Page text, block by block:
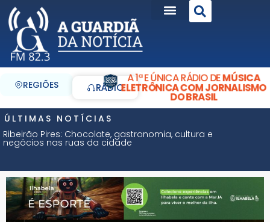
REGIÕES RÁDIO
A 1ª E ÚNICA RÁDIO DEMÚSICA
ELETRÔNICA COM JORNALISMO
DO BRASIL
ÚLTIMAS NOTÍCIAS
Ribeirão Pires: Chocolate, gastronomia, cultura e
negócios nas ruas da cidade